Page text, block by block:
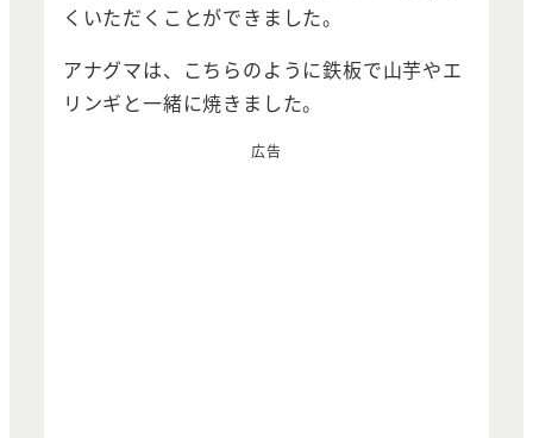
くいただくことができました。
アナグマは、こちらのように鉄板で山芋やエ
リンギと一緒に焼きました。
広告